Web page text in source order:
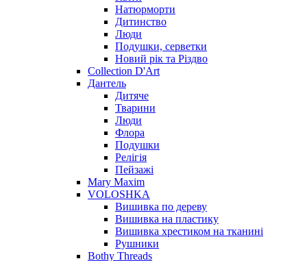
Натюрморти
Дитинство
Люди
Подушки, серветки
Новий рік та Різдво
Collection D'Art
Дантель
Дитяче
Тварини
Люди
Флора
Подушки
Релігія
Пейзажі
Mary Maxim
VOLOSHKA
Вишивка по дереву
Вишивка на пластику
Вишивка хрестиком на тканині
Рушники
Bothy Threads